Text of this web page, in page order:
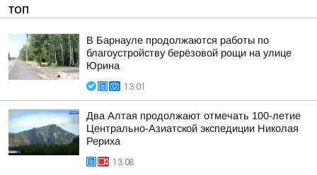
ТОП
В Барнауле продолжаются работы по
благоустройству берёзовой рощи на улице
Юрина
13:01
Два Алтая продолжают отмечать 100-летие
Центрально-Азиатской экспедиции Николая
Рериха
13:08